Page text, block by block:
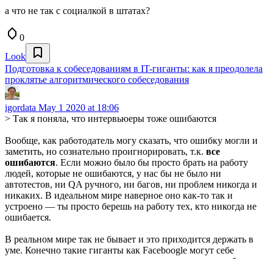
а что не так с социалкой в штатах?
0
Look
Подготовка к собеседованиям в IT-гиганты: как я преодолела
проклятье алгоритмического собеседования
igordata May 1 2020 at 18:06
> Так я поняла, что интервьюеры тоже ошибаются
Вообще, как работодатель могу сказать, что ошибку могли и
заметить, но сознательно проигнорировать, т.к. все
ошибаются. Если можно было бы просто брать на работу
людей, которые не ошибаются, у нас бы не было ни
автотестов, ни QA ручного, ни багов, ни проблем никогда и
никаких. В идеальном мире наверное оно как-то так и
устроено — ты просто берешь на работу тех, кто никогда не
ошибается.
В реальном мире так не бывает и это приходится держать в
уме. Конечно такие гиганты как Faceboogle могут себе